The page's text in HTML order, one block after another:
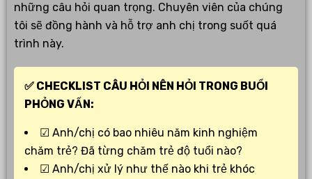
những câu hỏi quan trọng. Chuyên viên của chúng
tôi sẽ đồng hành và hỗ trợ anh chị trong suốt quá
trình này.
✅ CHECKLIST CÂU HỎI NÊN HỎI TRONG BUỔI
PHỎNG VẤN:
☑ Anh/chị có bao nhiêu năm kinh nghiệm
chăm trẻ? Đã từng chăm trẻ độ tuổi nào?
☑ Anh/chị xử lý như thế nào khi trẻ khóc